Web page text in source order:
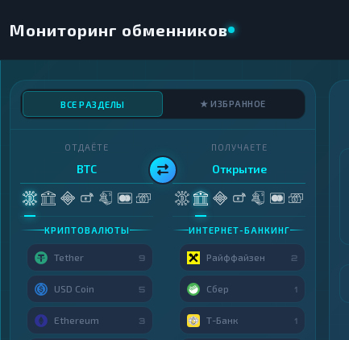
Мониторинг обменников
ВСЕ РАЗДЕЛЫ ★ ИЗБРАННОЕ
ОТДАЁТЕ
BTC
КРИПТОВАЛЮТЫ
Tether 9
USD Coin 5
Ethereum 3
ПОЛУЧАЕТЕ
Открытие
ИНТЕРНЕТ-БАНКИНГ
Райффайзен 2
Сбер 1
Т-Банк 1